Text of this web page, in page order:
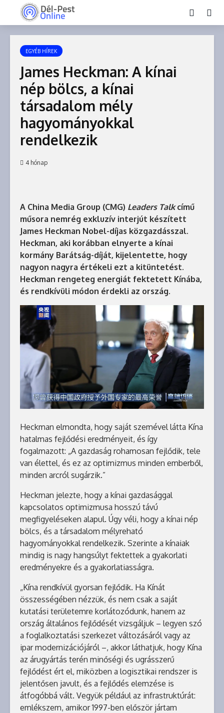
EGYÉB HÍREK
James Heckman: A kínai
nép bölcs, a kínai
társadalom mély
hagyományokkal
rendelkezik
4 hónap
A China Media Group (CMG) Leaders Talkcímű
műsora nemrég exkluzív interjút készített
James Heckman Nobel-díjas közgazdásszal.
Heckman, aki korábban elnyerte a kínai
kormány Barátság-díját, kijelentette, hogy
nagyon nagyra értékeli ezt a kitüntetést.
Heckman rengeteg energiát fektetett Kínába,
és rendkívüli módon érdekli az ország.
Heckman elmondta, hogy saját szemével látta Kína
hatalmas fejlődési eredményeit, és így
fogalmazott: „A gazdaság rohamosan fejlődik, tele
van élettel, és ez az optimizmus minden emberből,
minden arcról sugárzik.”
Heckman jelezte, hogy a kínai gazdasággal
kapcsolatos optimizmusa hosszú távú
megfigyeléseken alapul. Úgy véli, hogy a kínai nép
bölcs, és a társadalom mélyreható
hagyományokkal rendelkezik. Szerinte a kínaiak
mindig is nagy hangsúlyt fektettek a gyakorlati
eredményekre és a gyakorlatiasságra.
„Kína rendkívül gyorsan fejlődik. Ha Kínát
összességében nézzük, és nem csak a saját
kutatási területemre korlátozódunk, hanem az
ország általános fejlődését vizsgáljuk – legyen szó
a foglalkoztatási szerkezet változásáról vagy az
ipar modernizációjáról –, akkor láthatjuk, hogy Kína
az árugyártás terén minőségi és ugrásszerű
fejlődést ért el, miközben a logisztikai rendszer is
jelentősen javult, és a fejlődés elemzése is
átfogóbbá vált. Vegyük például az infrastruktúrát:
emlékszem, amikor 1997-ben először jártam